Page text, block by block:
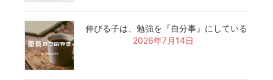
伸びる子は、勉強を『自分事』にしている
2026年7月14日